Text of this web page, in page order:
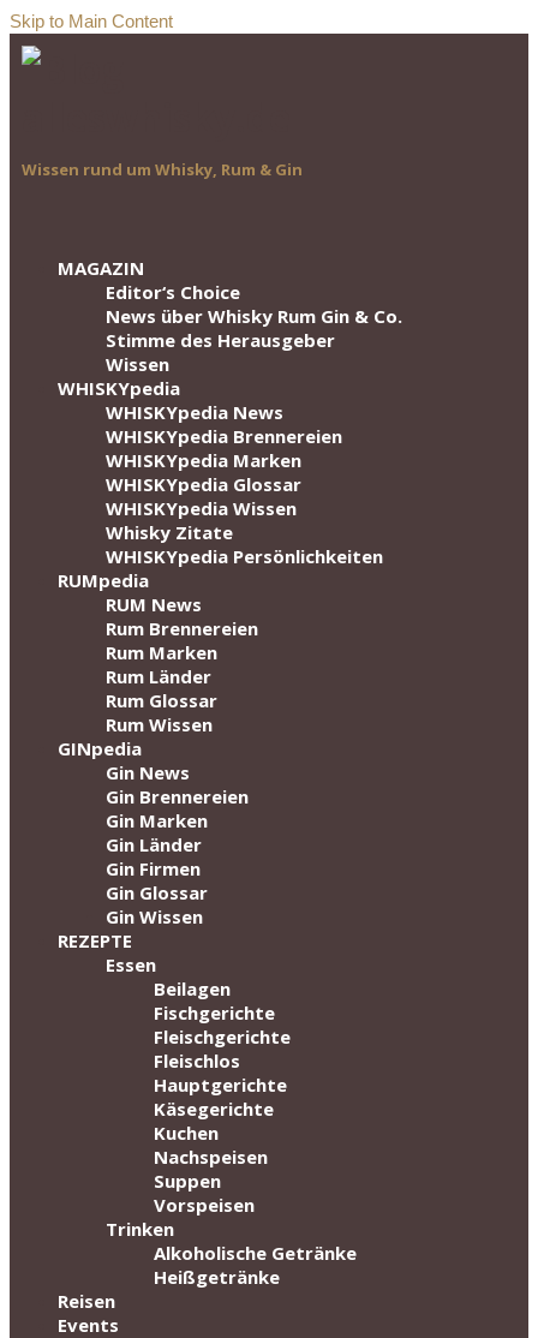
Skip to Main Content
Wissen rund um Whisky, Rum & Gin
MAGAZIN
Editor‘s Choice
News über Whisky Rum Gin & Co.
Stimme des Herausgeber
Wissen
WHISKYpedia
WHISKYpedia News
WHISKYpedia Brennereien
WHISKYpedia Marken
WHISKYpedia Glossar
WHISKYpedia Wissen
Whisky Zitate
WHISKYpedia Persönlichkeiten
RUMpedia
RUM News
Rum Brennereien
Rum Marken
Rum Länder
Rum Glossar
Rum Wissen
GINpedia
Gin News
Gin Brennereien
Gin Marken
Gin Länder
Gin Firmen
Gin Glossar
Gin Wissen
REZEPTE
Essen
Beilagen
Fischgerichte
Fleischgerichte
Fleischlos
Hauptgerichte
Käsegerichte
Kuchen
Nachspeisen
Suppen
Vorspeisen
Trinken
Alkoholische Getränke
Heißgetränke
Reisen
Events